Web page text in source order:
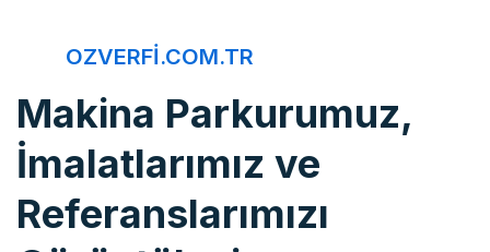
Makina Parkurumuz,
İmalatlarımız ve
Referanslarımızı
Görüntüleyin.